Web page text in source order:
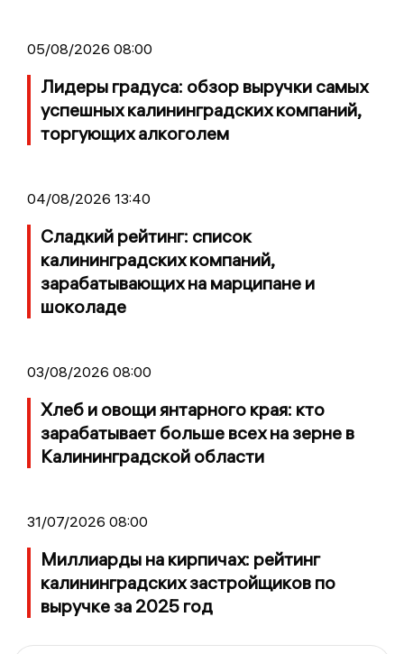
05/08/2026 08:00
Лидеры градуса: обзор выручки самых
успешных калининградских компаний,
торгующих алкоголем
04/08/2026 13:40
Сладкий рейтинг: список
калининградских компаний,
зарабатывающих на марципане и
шоколаде
03/08/2026 08:00
Хлеб и овощи янтарного края: кто
зарабатывает больше всех на зерне в
Калининградской области
31/07/2026 08:00
Миллиарды на кирпичах: рейтинг
калининградских застройщиков по
выручке за 2025 год